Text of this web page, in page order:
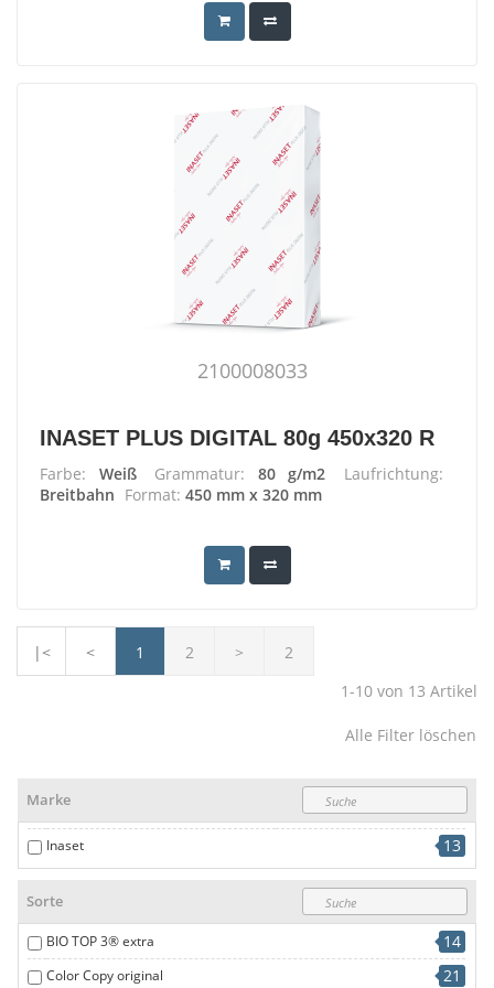
2100008033
INASET PLUS DIGITAL 80g 450x320 R
Farbe: Weiß Grammatur: 80 g/m2
Laufrichtung:
Breitbahn Format: 450 mm x 320 mm
|< < 1 2 >
2
1-10 von 13 Artikel
Alle Filter löschen
Marke
Inaset 13
Sorte
BIO TOP 3® extra 14
Color Copy original 21